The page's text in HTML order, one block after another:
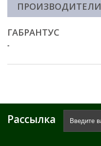
ПРОИЗВОДИТЕЛИ
ГАБРАНТУС
-
Рассылка